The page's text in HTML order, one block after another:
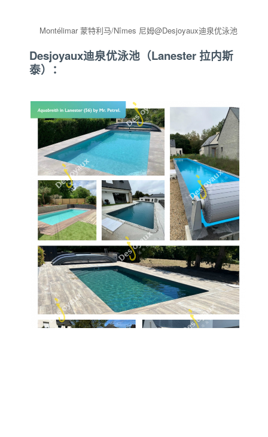
Montélimar 蒙特利马/Nîmes 尼姆@Desjoyaux迪泉优泳池
Desjoyaux迪泉优泳池（Lanester 拉内斯
泰）：